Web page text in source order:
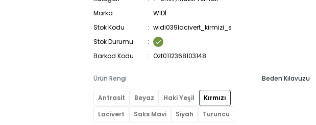
Marka
WİDİ
Stok Kodu
widi039lacivert_kirmizi_s
Stok Durumu
Barkod Kodu
Ozt0112368103148
Ürün Rengi
Antrasit Beyaz Haki Yeşil
Kırmızı
Lacivert
Saks Mavi Siyah Turuncu
Beden Kılavuzu